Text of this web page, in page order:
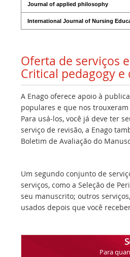
Journal of applied philosophy
International Journal of Nursing
Oferta de serviços
Critical pedagogy
A Enago oferece apoio à
populares e que nos
Para usá-los, você já deve ter
serviço de revisão, a Enago
Boletim de Avaliação do
Um segundo conjunto de
serviços, como a Seleção de
seu manuscrito; outros
usados depois que você
Para